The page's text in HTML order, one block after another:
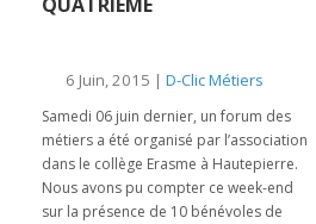
6 Juin, 2015 | D-Clic Métiers
Samedi 06 juin dernier, un forum des
métiers a été organisé par l’association
dans le collège Erasme à Hautepierre.
Nous avons pu compter ce week-end
sur la présence de 10 bénévoles de